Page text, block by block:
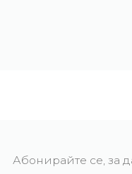
Абонирайте се, за